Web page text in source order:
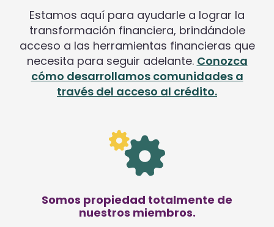
Estamos aquí para ayudarle a lograr la
transformación financiera, brindándole
acceso a las herramientas financieras que
necesita para seguir adelante. Conozca
cómo desarrollamos comunidades a
través del acceso al crédito.
Somos propiedad totalmente de
nuestros miembros.